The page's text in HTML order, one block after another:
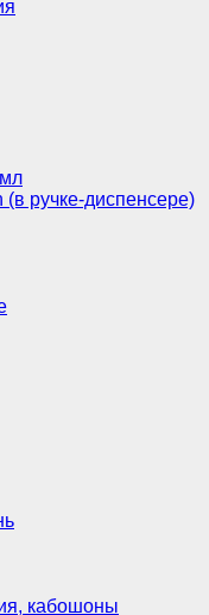
ручке-диспенсере)
кабошоны